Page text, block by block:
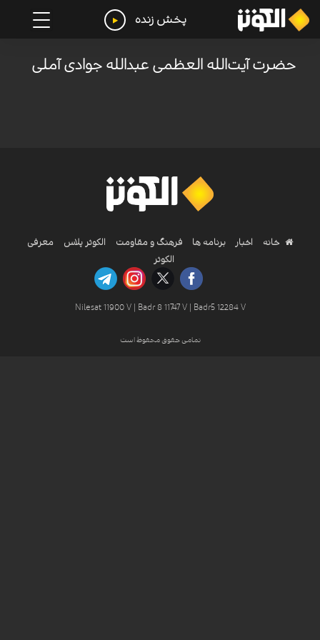
پخش زنده
حضرت آیت‌الله العظمی عبدالله جوادی آملی
خانه اخبار برنامه ها فرهنگ و مقاومت الکوثر پلاس
معرفی
الکوثر
Nilesat 11900 V | Badr 8 11747 V | Badr5 12284 V
تمامی حقوق محفوظ است